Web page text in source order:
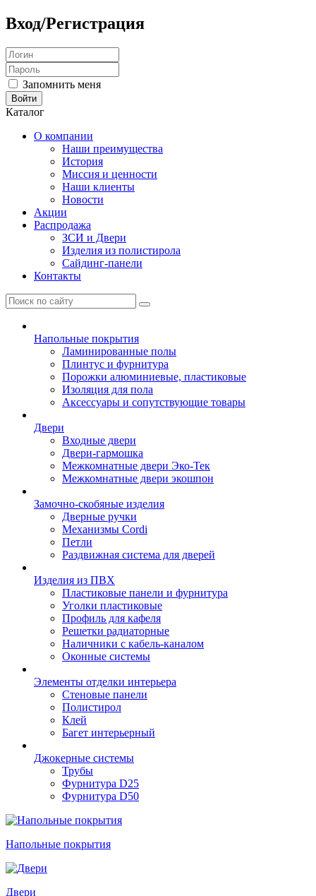
Вход/Регистрация
Запомнить меня
Каталог
О компании
Наши преимущества
История
Миссия и ценности
Наши клиенты
Новости
Акции
Распродажа
ЗСИ и Двери
Изделия из полистирола
Сайдинг-панели
Контакты
Напольные покрытия
Ламинированные полы
Плинтус и фурнитура
Порожки алюминиевые, пластиковые
Изоляция для пола
Аксессуары и сопутствующие товары
Двери
Входные двери
Двери-гармошка
Межкомнатные двери Эко-Тек
Межкомнатные двери экошпон
Замочно-скобяные изделия
Дверные ручки
Механизмы Cordi
Петли
Раздвижная система для дверей
Изделия из ПВХ
Пластиковые панели и фурнитура
Уголки пластиковые
Профиль для кафеля
Решетки радиаторные
Наличники с кабель-каналом
Оконные системы
Элементы отделки интерьера
Стеновые панели
Полистирол
Клей
Багет интерьерный
Джокерные системы
Трубы
Фурнитура D25
Фурнитура D50
Напольные покрытия
Двери